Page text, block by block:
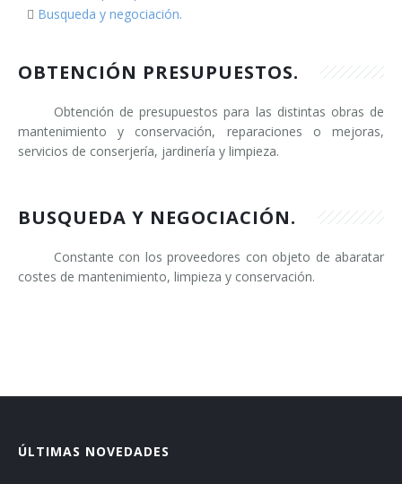
Busqueda y negociación.
OBTENCIÓN PRESUPUESTOS.
Obtención de presupuestos para las distintas obras de
mantenimiento y conservación, reparaciones o mejoras,
servicios de conserjería, jardinería y limpieza.
BUSQUEDA Y NEGOCIACIÓN.
Constante con los proveedores con objeto de abaratar
costes de mantenimiento, limpieza y conservación.
ÚLTIMAS NOVEDADES